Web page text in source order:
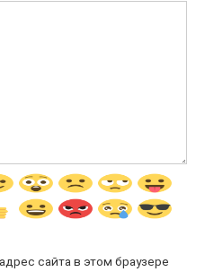
сайта в этом браузере